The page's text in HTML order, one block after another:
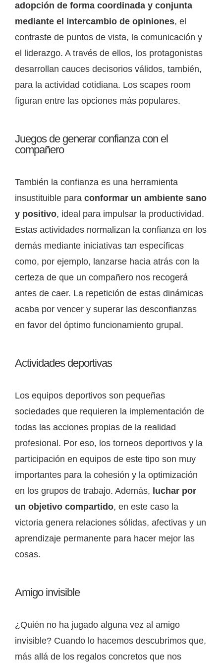
adopción de forma coordinada y conjunta
mediante el intercambio de opiniones, el
contraste de puntos de vista, la comunicación y
el liderazgo. A través de ellos, los protagonistas
desarrollan cauces decisorios válidos, también,
para la actividad cotidiana. Los scapes room
figuran entre las opciones más populares.
Juegos de generar confianza con el
compañero
También la confianza es una herramienta
insustituible para conformar un ambiente sano
y positivo, ideal para impulsar la productividad.
Estas actividades normalizan la confianza en los
demás mediante iniciativas tan específicas
como, por ejemplo, lanzarse hacia atrás con la
certeza de que un compañero nos recogerá
antes de caer. La repetición de estas dinámicas
acaba por vencer y superar las desconfianzas
en favor del óptimo funcionamiento grupal.
Actividades deportivas
Los equipos deportivos son pequeñas
sociedades que requieren la implementación de
todas las acciones propias de la realidad
profesional. Por eso, los torneos deportivos y la
participación en equipos de este tipo son muy
importantes para la cohesión y la optimización
en los grupos de trabajo. Además, luchar por
un objetivo compartido, en este caso la
victoria genera relaciones sólidas, afectivas y un
aprendizaje permanente para hacer mejor las
cosas.
Amigo invisible
¿Quién no ha jugado alguna vez al amigo
invisible? Cuando lo hacemos descubrimos que,
más allá de los regalos concretos que nos